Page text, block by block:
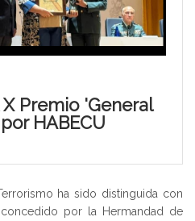
Premio 'General
HABECU
ha sido distinguida con
por la Hermandad de